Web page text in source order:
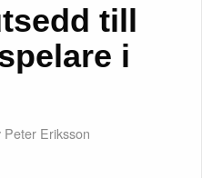
till
i
Peter Eriksson